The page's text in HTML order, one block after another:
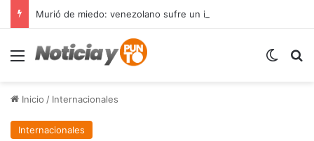
Menú
Inicio / Internacionales
Internacionales